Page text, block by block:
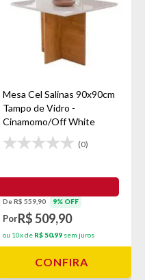
Mesa Cel Salinas 90x90cm
Tampo de Vidro -
Cinamomo/Off White
(0)
De R$ 559,90 9% OFF
PorR$ 509,90
ou 10x de R$ 50,99 sem juros
CONFIRA